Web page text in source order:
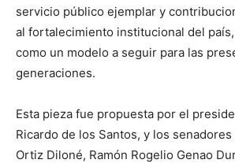
servicio público ejemplar y
al fortalecimiento institucional del
como un modelo a seguir para las
generaciones.
Esta pieza fue propuesta por el
Ricardo de los Santos, y los
Ortiz Diloné, Ramón Rogelio Genao